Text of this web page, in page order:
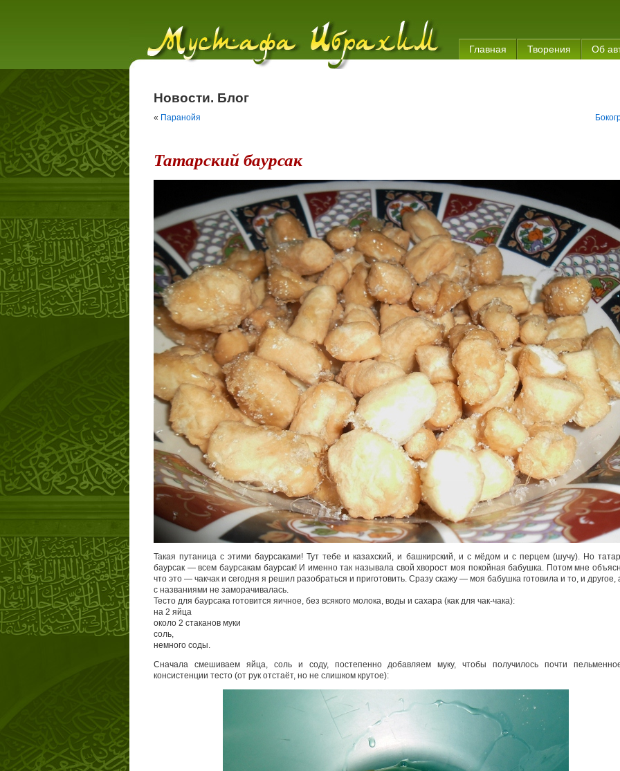
Главная Творения Об
Новости. Блог
« Паранойя
Татарский баурсак
Такая путаница с этими баурсаками! Тут тебе и казахский, и башкирский, и с мёдом и с перцем (шучу). Но
баурсак — всем баурсакам баурсак! И именно так называла свой хворост моя покойная бабушка. Потом мне
что это — чакчак и сегодня я решил разобраться и приготовить. Сразу скажу — моя бабушка готовила и то, и другое,
с названиями не заморачивалась.
Тесто для баурсака готовится яичное, без всякого молока, воды и сахара (как для чак-чака):
на 2 яйца
около 2 стаканов муки
соль,
немного соды.
Сначала смешиваем яйца, соль и соду, постепенно добавляем муку, чтобы получилось почти
консистенции тесто (от рук отстаёт, но не слишком крутое):